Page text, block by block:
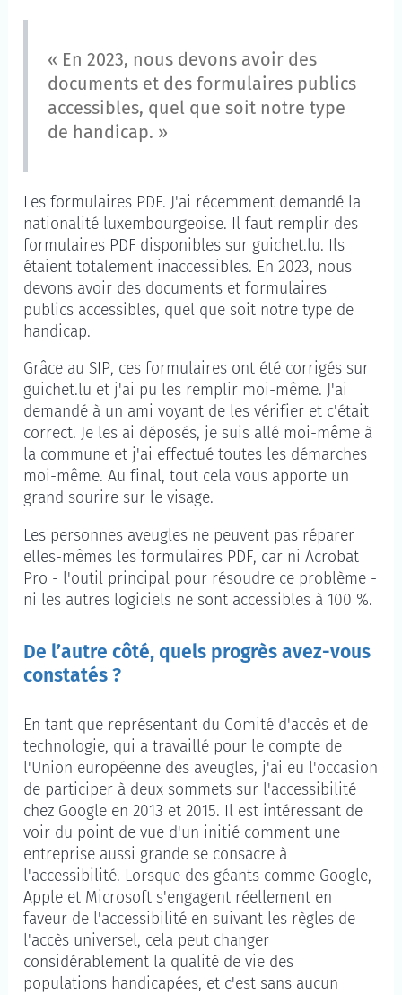
« En 2023, nous devons avoir des
documents et des formulaires publics
accessibles, quel que soit notre type
de handicap. »
Les formulaires PDF. J'ai récemment demandé la
nationalité luxembourgeoise. Il faut remplir des
formulaires PDF disponibles sur guichet.lu. Ils
étaient totalement inaccessibles. En 2023, nous
devons avoir des documents et formulaires
publics accessibles, quel que soit notre type de
handicap.
Grâce au SIP, ces formulaires ont été corrigés sur
guichet.lu et j'ai pu les remplir moi-même. J'ai
demandé à un ami voyant de les vérifier et c'était
correct. Je les ai déposés, je suis allé moi-même à
la commune et j'ai effectué toutes les démarches
moi-même. Au final, tout cela vous apporte un
grand sourire sur le visage.
Les personnes aveugles ne peuvent pas réparer
elles-mêmes les formulaires PDF, car ni Acrobat
Pro - l'outil principal pour résoudre ce problème -
ni les autres logiciels ne sont accessibles à 100 %.
De l’autre côté, quels progrès avez-vous
constatés ?
En tant que représentant du Comité d'accès et de
technologie, qui a travaillé pour le compte de
l'Union européenne des aveugles, j'ai eu l'occasion
de participer à deux sommets sur l'accessibilité
chez Google en 2013 et 2015. Il est intéressant de
voir du point de vue d'un initié comment une
entreprise aussi grande se consacre à
l'accessibilité. Lorsque des géants comme Google,
Apple et Microsoft s'engagent réellement en
faveur de l'accessibilité en suivant les règles de
l'accès universel, cela peut changer
considérablement la qualité de vie des
populations handicapées, et c'est sans aucun